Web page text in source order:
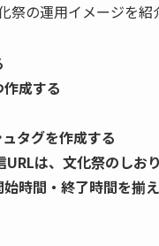
の運用イメージを紹
成する
タグを作成する
は、文化祭のしお
時間・終了時間を揃